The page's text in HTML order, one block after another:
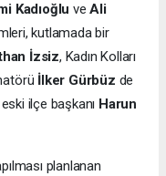
Kadıoğlu veAli
kutlamada bir
İzsiz, Kadın Kolları
İlker Gürbüz de
ilçe başkanı Harun
planlanan